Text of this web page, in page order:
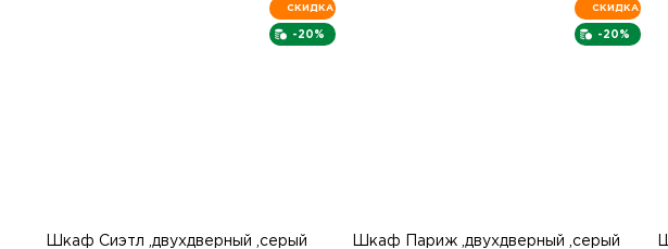
-20%
СКИДКА
Шкаф Сиэтл ,двухдверный ,серый
-20%
СКИДКА
Шкаф Париж ,двухдверный ,серый